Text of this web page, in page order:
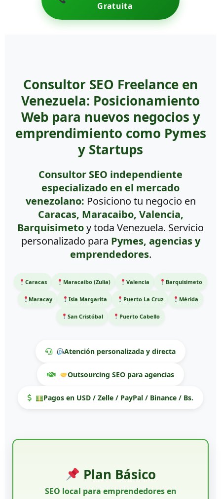
Gratuita
Consultor SEO Freelance en
Venezuela: Posicionamiento
Web para nuevos negocios y
emprendimiento como Pymes
y Startups
Consultor SEO independiente
especializado en el mercado
venezolano: Posiciono tu negocio en
Caracas, Maracaibo, Valencia,
Barquisimetoy toda Venezuela. Servicio
personalizado para Pymes, agencias y
emprendedores.
Caracas Maracaibo (Zulia) Valencia Barquisimeto
Maracay Isla Margarita Puerto La Cruz Mérida
San Cristóbal Puerto Cabello
Atención personalizada y directa
Outsourcing SEO para agencias
Pagos en USD / Zelle / PayPal / Binance / Bs.
Plan Básico
SEO local para emprendedores en